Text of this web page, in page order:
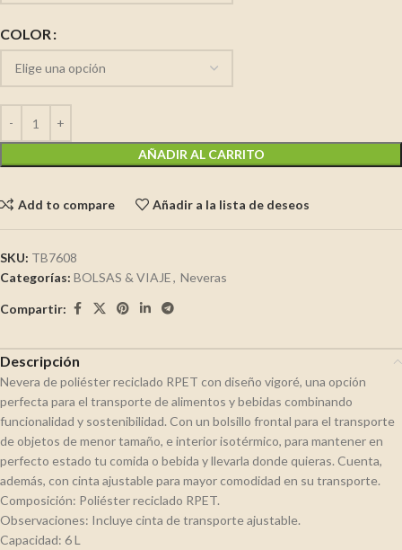
COLOR
AÑADIR AL CARRITO
Add to compare Añadir a la lista de deseos
SKU: TB7608
Categorías: BOLSAS & VIAJE, Neveras
Compartir:
Descripción
Nevera de poliéster reciclado RPET con diseño vigoré, una opción
perfecta para el transporte de alimentos y bebidas combinando
funcionalidad y sostenibilidad. Con un bolsillo frontal para el transporte
de objetos de menor tamaño, e interior isotérmico, para mantener en
perfecto estado tu comida o bebida y llevarla donde quieras. Cuenta,
además, con cinta ajustable para mayor comodidad en su transporte.
Composición: Poliéster reciclado RPET.
Observaciones: Incluye cinta de transporte ajustable.
Capacidad: 6 L